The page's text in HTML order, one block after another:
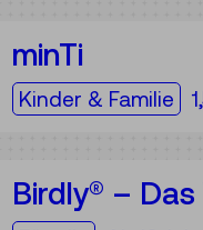
minTi
Für die Zielgruppe:
Kinder & Familie
Birdly® –